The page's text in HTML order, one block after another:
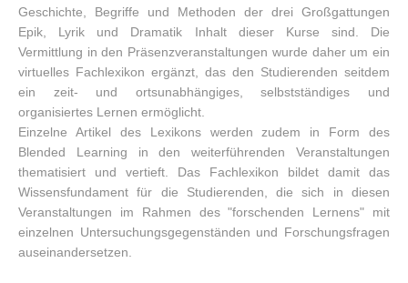
Geschichte, Begriffe und Methoden der drei Großgattungen
Epik, Lyrik und Dramatik Inhalt dieser Kurse sind. Die
Vermittlung in den Präsenzveranstaltungen wurde daher um ein
virtuelles Fachlexikon ergänzt, das den Studierenden seitdem
ein zeit- und ortsunabhängiges, selbstständiges und
organisiertes Lernen ermöglicht.
Einzelne Artikel des Lexikons werden zudem in Form des
Blended Learning in den weiterführenden Veranstaltungen
thematisiert und vertieft. Das Fachlexikon bildet damit das
Wissensfundament für die Studierenden, die sich in diesen
Veranstaltungen im Rahmen des "forschenden Lernens" mit
einzelnen Untersuchungsgegenständen und Forschungsfragen
auseinandersetzen.